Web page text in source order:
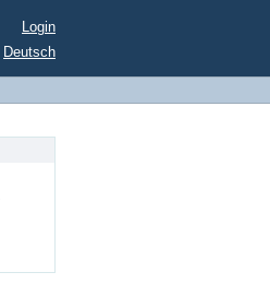
Login
Deutsch